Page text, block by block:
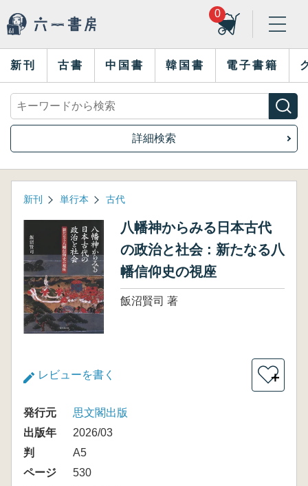
0
新刊 古書 中国書 韓国書 電子書籍
詳細検索
新刊 単行本 古代
八幡神からみる日本古代
の政治と社会 : 新たなる八
幡信仰史の視座
飯沼賢司 著
レビューを書く ＋
発行元
思文閣出版
出版年
2026/03
判
A5
ページ
530